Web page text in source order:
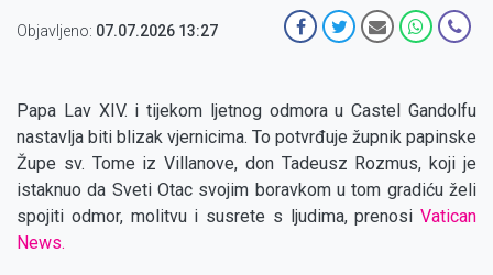
Objavljeno: 07.07.2026 13:27
Papa Lav XIV. i tijekom ljetnog odmora u Castel Gandolfu
nastavlja biti blizak vjernicima. To potvrđuje župnik papinske
Župe sv. Tome iz Villanove, don Tadeusz Rozmus, koji je
istaknuo da Sveti Otac svojim boravkom u tom gradiću želi
spojiti odmor, molitvu i susrete s ljudima, prenosi Vatican
News.